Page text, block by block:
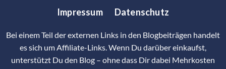
Impressum
Datenschutz
Bei einem Teil der externen Links in den Blogbeiträgen handelt
es sich um Affiliate-Links. Wenn Du darüber einkaufst,
unterstützt Du den Blog – ohne dass Dir dabei Mehrkosten